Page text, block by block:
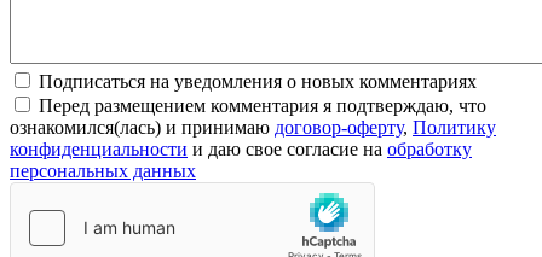
Подписаться на уведомления о новых комментариях
Перед размещением комментария я подтверждаю, что
ознакомился(лась) и принимаю договор-оферту, Политику
конфиденциальности и даю свое согласие на обработку
персональных данных